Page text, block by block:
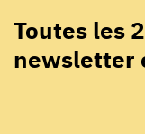
Toutes les
newsletter